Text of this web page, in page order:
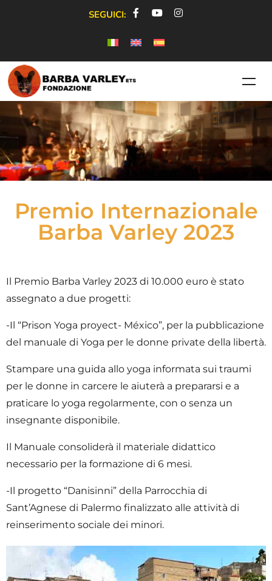
SEGUICI:
Premio Internazionale
Barba Varley 2023
Il Premio Barba Varley 2023 di 10.000 euro è stato
assegnato a due progetti:
-Il “Prison Yoga proyect- México”, per la pubblicazione
del manuale di Yoga per le donne private della libertà.
Stampare una guida allo yoga informata sui traumi
per le donne in carcere le aiuterà a prepararsi e a
praticare lo yoga regolarmente, con o senza un
insegnante disponibile.
Il Manuale consoliderà il materiale didattico
necessario per la formazione di 6 mesi.
-Il progetto “Danisinni” della Parrocchia di
Sant’Agnese di Palermo finalizzato alle attività di
reinserimento sociale dei minori.